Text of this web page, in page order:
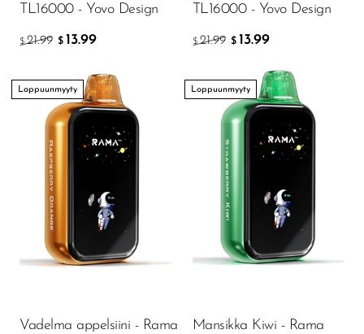
SMOK
Snoopy Smoke
Snowwolf
So Soul
Space Mary
Spree Bar
Suonon
Suorin
SWFT
UWELL
TL16000 - Yovo Design
$ 21.99 $ 13.99
TL16000 - Yovo Design
$ 21.99 $ 13.99
Loppuunmyyty
Vadelma appelsiini - Rama
Loppuunmyyty
Mansikka Kiwi - Rama